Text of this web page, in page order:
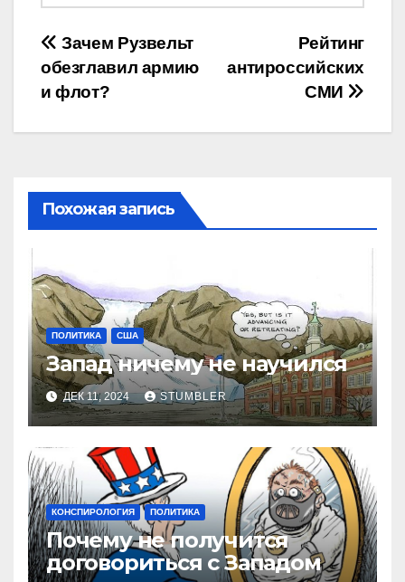
Навигация
по
записям
Рейтинг
антироссийских
СМИ
Зачем Рузвельт
обезглавил армию
и флот?
Похожая запись
ПОЛИТИКА США
Запад ничему не научился
ДЕК 11, 2024 STUMBLER
КОНСПИРОЛОГИЯ ПОЛИТИКА
Почему не получится
договориться с Западом